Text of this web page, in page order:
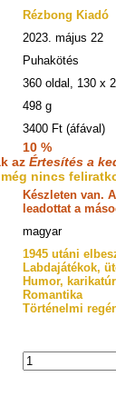
Rézbong Kiadó
2023. május 22
Puhakötés
360 oldal, 130 x
498 g
3400 Ft (áfával)
10 %
az Értesítés a
nincs
Készleten van.
leadottat a
magyar
1945 utáni
Labdajátékok,
Humor,
Romantika
Történelmi